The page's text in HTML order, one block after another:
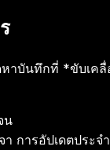
าบันทึกที่ *ขับเ
น
การอัปเดตประจ